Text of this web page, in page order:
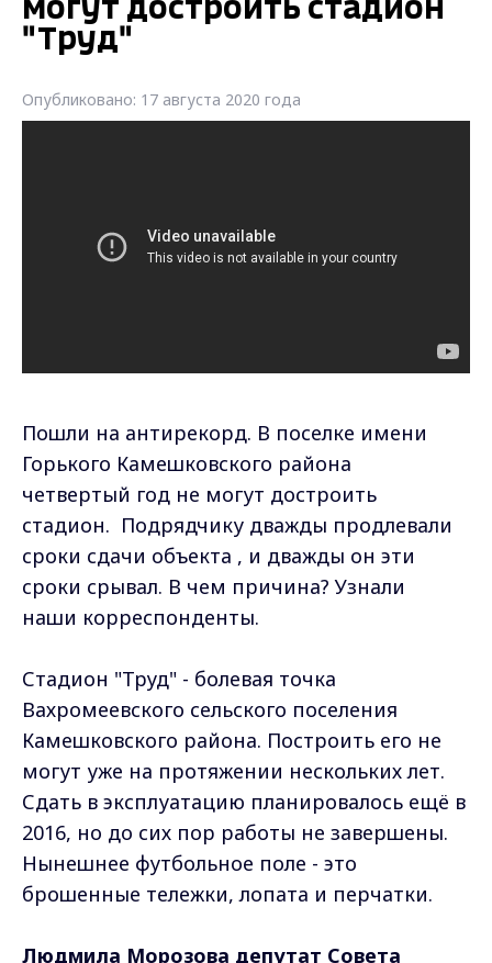
могут достроить стадион
"Труд"
Опубликовано: 17 августа 2020 года
Пошли на антирекорд. В поселке имени
Горького Камешковского района
четвертый год не могут достроить
стадион. Подрядчику дважды продлевали
сроки сдачи объекта , и дважды он эти
сроки срывал. В чем причина? Узнали
наши корреспонденты.
Стадион "Труд" - болевая точка
Вахромеевского сельского поселения
Камешковского района. Построить его не
могут уже на протяжении нескольких лет.
Сдать в эксплуатацию планировалось ещё в
2016, но до сих пор работы не завершены.
Нынешнее футбольное поле - это
брошенные тележки, лопата и перчатки.
Людмила Морозова депутат Совета